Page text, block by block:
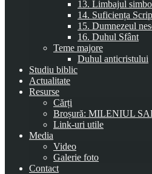
13. Limbajul
14. Suficiența
15. Dumnezeul
16. Duhul Sfânt
Teme majore
Duhul anticristului
Studiu biblic
Actualitate
Resurse
Cărți
Broșură: MILENIUL
Link-uri utile
Media
Video
Galerie foto
Contact